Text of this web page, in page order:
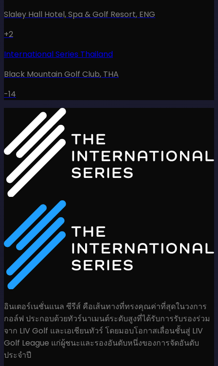
Slaley Hall Hotel, Spa & Golf Resort, ENG
+2
International Series Thailand
Black Mountain Golf Club, THA
-14
อินเตอร์เนชั่นแนล ซีรีส์ คือเส้นทางที่ทรงคุณค่าที่สุดในวงการ
กอล์ฟ ประกอบด้วยทัวร์นาเมนต์ระดับสูงที่ได้รับการรับรองร่วม
จาก LIV Golf และเอเชียนทัวร์ โดยมอบโอกาสเลื่อนชั้นสู่ LIV
Golf League แก่ผู้ชนะและรองอันดับหนึ่งของการจัดอันดับ
ประจำปี